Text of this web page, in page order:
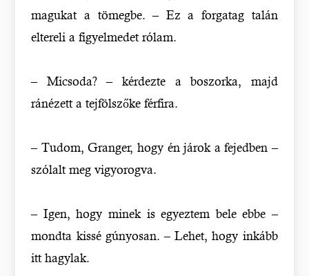
magukat a tömegbe. – Ez a forgatag talán
eltereli a figyelmedet rólam.
– Micsoda? – kérdezte a boszorka, majd
ránézett a tejfölszőke férfira.
– Tudom, Granger, hogy én járok a fejedben –
szólalt meg vigyorogva.
– Igen, hogy minek is egyeztem bele ebbe –
mondta kissé gúnyosan. – Lehet, hogy inkább
itt hagylak.